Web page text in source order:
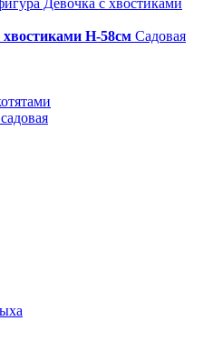
Н-58см Садовая